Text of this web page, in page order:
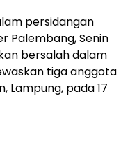
persidangan
Palembang, Senin
bersalah dalam
tiga anggota
Lampung, pada 17